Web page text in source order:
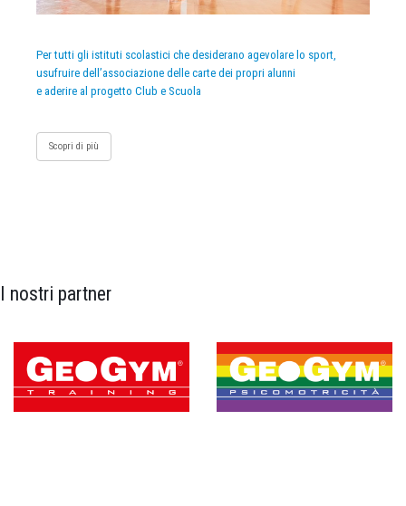
Per tutti gli istituti scolastici che desiderano agevolare lo sport,
usufruire dell’associazione delle carte dei propri alunni
e aderire al progetto Club e Scuola
Scopri di più
I nostri partner